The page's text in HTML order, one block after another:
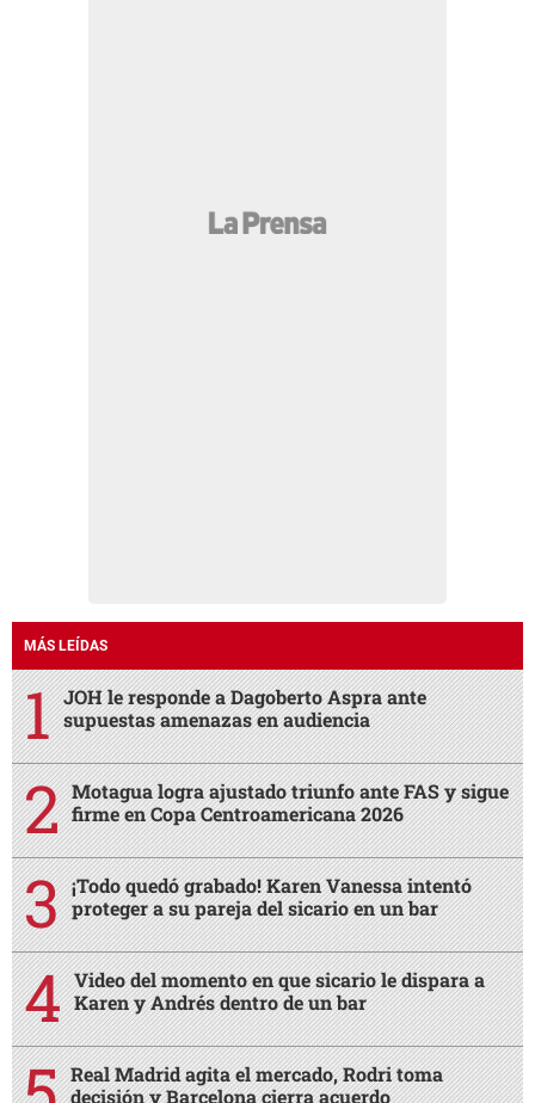
MÁS LEÍDAS
JOH le responde a Dagoberto Aspra ante
supuestas amenazas en audiencia
Motagua logra ajustado triunfo ante FAS y sigue
firme en Copa Centroamericana 2026
¡Todo quedó grabado! Karen Vanessa intentó
proteger a su pareja del sicario en un bar
Video del momento en que sicario le dispara a
Karen y Andrés dentro de un bar
Real Madrid agita el mercado, Rodri toma
decisión y Barcelona cierra acuerdo